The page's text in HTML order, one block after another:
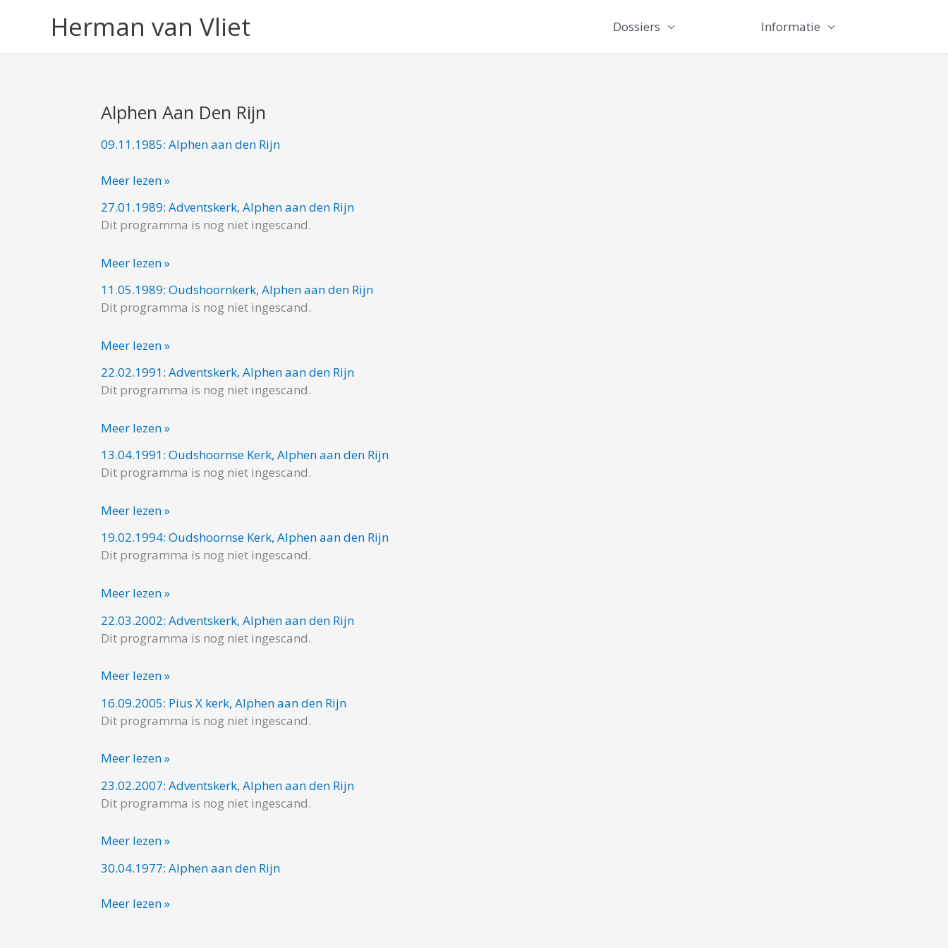
Herman van Vliet Dossiers Informatie
Alphen Aan Den Rijn
09.11.1985: Alphen aan den Rijn
09.11.1985:
aan
den
Rijn
Meer lezen »
27.01.1989: Adventskerk, Alphen aan den Rijn
Dit programma is nog niet ingescand.
27.01.1989:
Adventskerk,
aan
den
Rijn
Meer lezen »
11.05.1989: Oudshoornkerk, Alphen aan den Rijn
Dit programma is nog niet ingescand.
11.05.1989:
Oudshoornkerk,
aan
den
Rijn
Meer lezen »
22.02.1991: Adventskerk, Alphen aan den Rijn
Dit programma is nog niet ingescand.
22.02.1991:
Adventskerk,
aan
den
Rijn
Meer lezen »
13.04.1991: Oudshoornse Kerk, Alphen aan den Rijn
Dit programma is nog niet ingescand.
13.04.1991:
Oudshoornse
Alphen
aan
den
Meer lezen »
19.02.1994: Oudshoornse Kerk, Alphen aan den Rijn
Dit programma is nog niet ingescand.
19.02.1994:
Oudshoornse
Alphen
aan
den
Meer lezen »
22.03.2002: Adventskerk, Alphen aan den Rijn
Dit programma is nog niet ingescand.
22.03.2002:
Adventskerk,
aan
den
Rijn
Meer lezen »
16.09.2005: Pius X kerk, Alphen aan den Rijn
Dit programma is nog niet ingescand.
16.09.2005:
Pius
kerk,
Alphen
aan
Rijn
Meer lezen »
23.02.2007: Adventskerk, Alphen aan den Rijn
Dit programma is nog niet ingescand.
23.02.2007:
Adventskerk,
aan
den
Meer lezen »
30.04.1977: Alphen aan den Rijn
30.04.1977:
aan
Meer lezen »